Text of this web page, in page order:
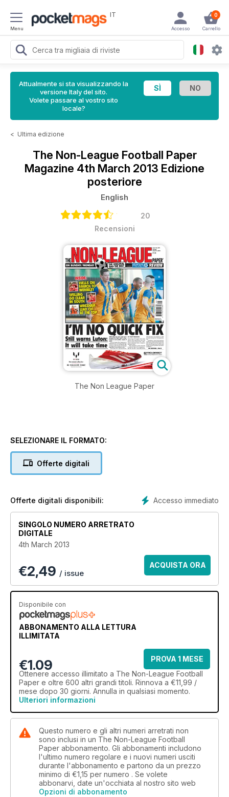
Menu
IT 0
Carrello
Accesso
Attualmente si sta visualizzando la
versione Italy del sito.
Volete passare al vostro sito
locale?
< Ultima edizione
The Non-League Football Paper
Magazine 4th March 2013 Edizione
posteriore
English
20
Recensioni
The Non League Paper
SELEZIONARE IL FORMATO:
Offerte digitali
Accesso immediato
Offerte digitali disponibili:
SINGOLO NUMERO ARRETRATO
DIGITALE
4th March 2013
€2,49 / issue
ACQUISTA ORA
Disponibile con
ABBONAMENTO ALLA LETTURA
ILLIMITATA
€1.09
PROVA 1 MESE
Ottenere accesso illimitato a The Non-League Football
Paper e oltre 600 altri grandi titoli. Rinnova a €11,99 /
mese dopo 30 giorni. Annulla in qualsiasi momento.
Ulteriori informazioni
Questo numero e gli altri numeri arretrati non
sono inclusi in un The Non-League Football
Paper abbonamento. Gli abbonamenti includono
l'ultimo numero regolare e i nuovi numeri usciti
durante l'abbonamento e partono da un prezzo
minimo di €1,15 per numero . Se volete
abbonarvi, date un'occhiata al nostro sito web
Opzioni di abbonamento